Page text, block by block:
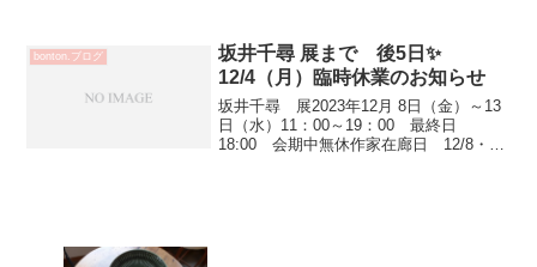
て頂いております
bonton.ブログ
坂井千尋 展まで 後5日✨
12/4（月）臨時休業のお知らせ
坂井千尋 展2023年12月 8日（金）～13
日（水）11：00～19：00 最終日
18:00 会期中無休作家在廊日 12/8・9